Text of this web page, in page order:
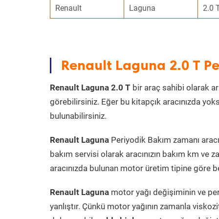
Renault Laguna 2.0
Renault Laguna 2.0 T
Renault Laguna 2.0 T bir araç sahibi olarak
görebilirsiniz. Eğer bu kitapçık aracınızda
bulunabilirsiniz.
Renault Laguna Periyodik Bakım zamanı
bakım servisi olarak aracınızın bakım km ve
aracınızda bulunan motor üretim tipine göre
Renault Laguna motor yağı değişiminin ve
yanlıştır. Çünkü motor yağının zamanla